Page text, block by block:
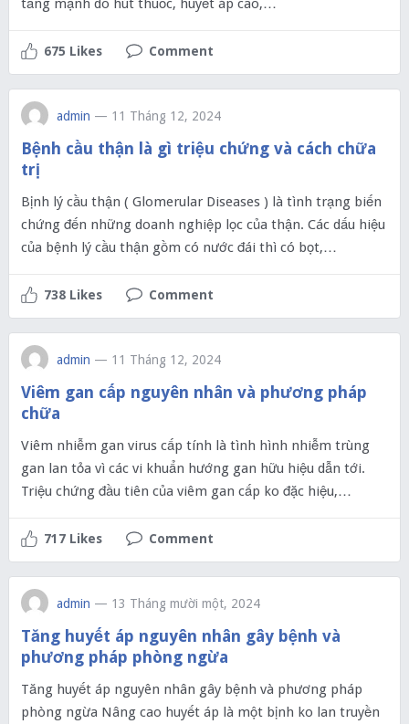
tăng mạnh do hút thuốc, huyết áp cao,…
675 Likes Comment
admin — 11 Tháng 12, 2024
Bệnh cầu thận là gì triệu chứng và cách chữa
trị
Bịnh lý cầu thận ( Glomerular Diseases ) là tình trạng biến
chứng đến những doanh nghiệp lọc của thận. Các dấu hiệu
của bệnh lý cầu thận gồm có nước đái thì có bọt,…
738 Likes Comment
admin — 11 Tháng 12, 2024
Viêm gan cấp nguyên nhân và phương pháp
chữa
Viêm nhiễm gan virus cấp tính là tình hình nhiễm trùng
gan lan tỏa vì các vi khuẩn hướng gan hữu hiệu dẫn tới.
Triệu chứng đầu tiên của viêm gan cấp ko đặc hiệu,…
717 Likes Comment
admin — 13 Tháng mười một, 2024
Tăng huyết áp nguyên nhân gây bệnh và
phương pháp phòng ngừa
Tăng huyết áp nguyên nhân gây bệnh và phương pháp
phòng ngừa Nâng cao huyết áp là một bịnh ko lan truyền